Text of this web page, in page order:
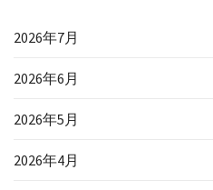
2026年7月
2026年6月
2026年5月
2026年4月